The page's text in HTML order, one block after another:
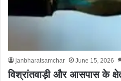
janbharatsamchar June 15, 2026
विश्रांतवाड़ी और आसपास के